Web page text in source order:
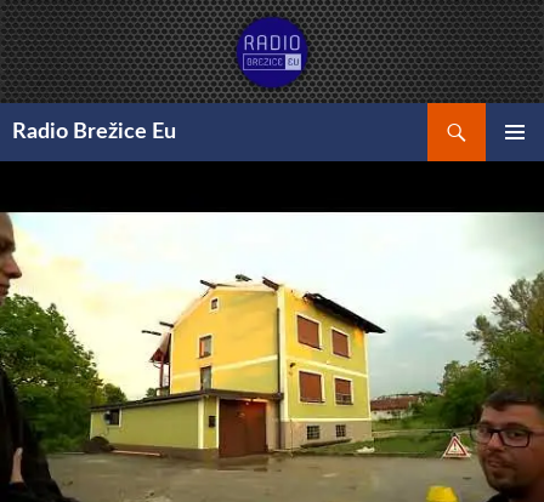
Preskoči
na
vsebino
Radio Brežice Eu